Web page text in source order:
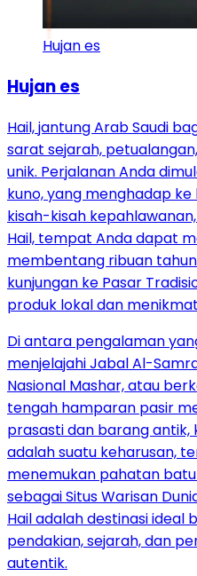
Hujan es
Hujan es
Hail, jantung Arab Saudi
sarat sejarah,
unik. Perjalanan Anda
kuno, yang menghadap
kisah-kisah
Hail, tempat Anda dapat
membentang ribuan
kunjungan ke Pasar
produk lokal dan
Di antara pengalaman
menjelajahi Jabal Al-
Nasional Mashar, atau
tengah hamparan pasir
prasasti dan barang antik,
adalah suatu keharusan,
menemukan pahatan
sebagai Situs Warisan
Hail adalah destinasi ideal
pendakian, sejarah, dan
autentik.